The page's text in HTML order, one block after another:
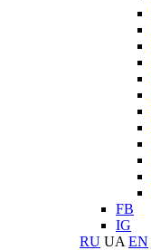
FB
IG
RU UA EN